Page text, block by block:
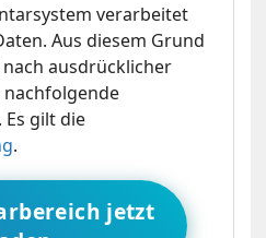
verarbeitet
Aus diesem Grund
ausdrücklicher
Es gilt die
.
jetzt